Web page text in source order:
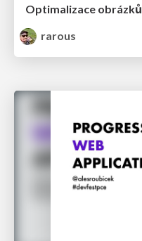
Optimalizace obrázků
rarous